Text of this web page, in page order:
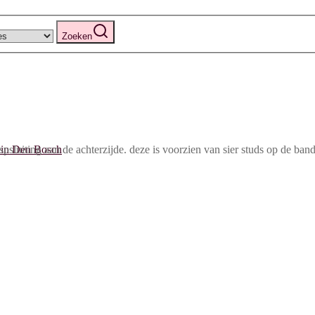
Zoeken
aan de achterzijde. deze is voorzien van sier studs op de